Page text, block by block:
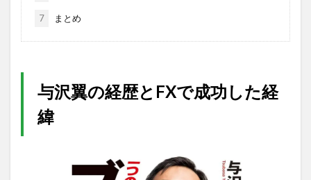
7 まとめ
与沢翼の経歴とFXで成功した経
緯